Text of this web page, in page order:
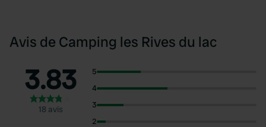
Avis de Camping les Rives du lac
3.83
18 avis
5
4
3
2